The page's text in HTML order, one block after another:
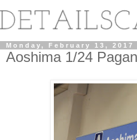
Monday, February 13, 2017
Aoshima 1/24